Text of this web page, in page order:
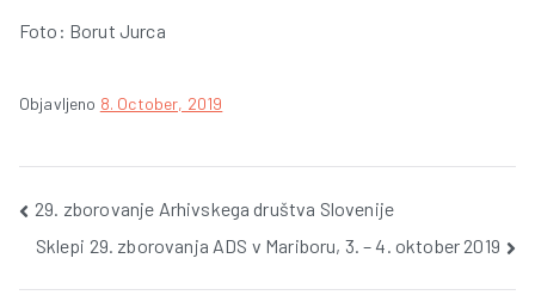
Foto: Borut Jurca
Objavljeno 8. October, 2019
Post
navigation
29. zborovanje Arhivskega društva Slovenije
Sklepi 29. zborovanja ADS v Mariboru, 3. – 4. oktober 2019